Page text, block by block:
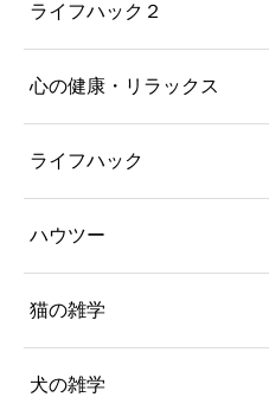
ライフハック２
心の健康・リラックス
ライフハック
ハウツー
猫の雑学
犬の雑学